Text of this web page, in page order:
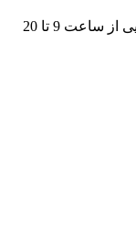
ساعت 9 تا 20